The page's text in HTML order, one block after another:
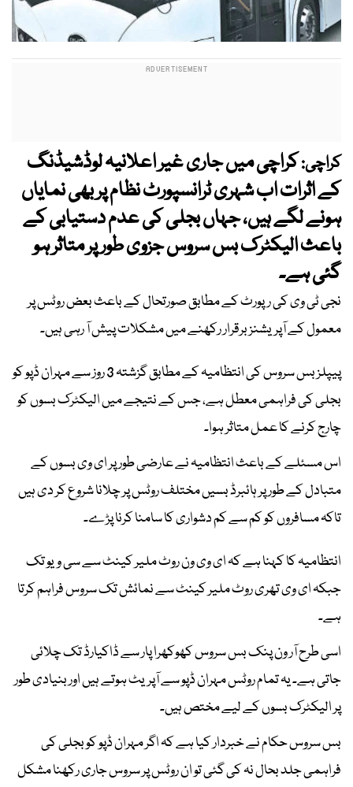
کراچی:کراچی میں جاری غیر اعلانیہ لوڈشیڈنگ
کے اثرات اب شہری ٹرانسپورٹ نظام پر بھی نمایاں
ہونے لگے ہیں، جہاں بجلی کی عدم دستیابی کے
باعث الیکٹرک بس سروس جزوی طور پر متاثر ہو
گئی ہے۔
نجی ٹی وی کی رپورٹ کے مطابق صورتحال کے باعث بعض روٹس پر
معمول کے آپریشنز برقرار رکھنے میں مشکلات پیش آ رہی ہیں۔
پیپلز بس سروس کی انتظامیہ کے مطابق گزشتہ 3 روز سے مہران ڈپو کو
بجلی کی فراہمی معطل ہے، جس کے نتیجے میں الیکٹرک بسوں کو
چارج کرنے کا عمل متاثر ہوا۔
اس مسئلے کے باعث انتظامیہ نے عارضی طور پر ای وی بسوں کے
متبادل کے طور پر ہائبرڈ بسیں مختلف روٹس پر چلانا شروع کر دی ہیں
تاکہ مسافروں کو کم سے کم دشواری کا سامنا کرنا پڑے۔
انتظامیہ کا کہنا ہے کہ ای وی ون روٹ ملیر کینٹ سے سی ویو تک
جبکہ ای وی تھری روٹ ملیر کینٹ سے نمائش تک سروس فراہم کرتا
ہے۔
اسی طرح آر ون پنک بس سروس کھوکھرا پار سے ڈاکیارڈ تک چلائی
جاتی ہے۔ یہ تمام روٹس مہران ڈپو سے آپریٹ ہوتے ہیں اور بنیادی طور
پر الیکٹرک بسوں کے لیے مختص ہیں۔
بس سروس حکام نے خبردار کیا ہے کہ اگر مہران ڈپو کو بجلی کی
فراہمی جلد بحال نہ کی گئی تو ان روٹس پر سروس جاری رکھنا مشکل